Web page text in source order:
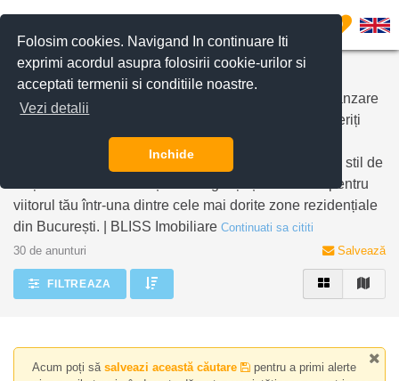
Folosim cookies. Navigand In continuare Iti
exprimi acordul asupra folosirii cookie-urilor si
acceptati termenii si conditiile noastre.
Vezi detalii
Inchide
0
Case și Vile de Vanzare în Iancu Nicolae - Pipera
Explorați o selecție exclusivistă de case și vile de vânzare
în zona de prestigiu Iancu Nicolae - Pipera. Descoperiți
rafinamentul și confortul în fiecare detaliu al acestor
proprietăți, fiecare oferind un cadru perfect pentru un stil de
viață deosebit. Investește în eleganță și stabilitate pentru
viitorul tău într-una dintre cele mai dorite zone rezidențiale
din București. | BLISS Imobiliare Continuati sa cititi
30 de anunturi
Salvează
FILTREAZA
Acum poți să salveazi această căutare
pentru a primi alerte